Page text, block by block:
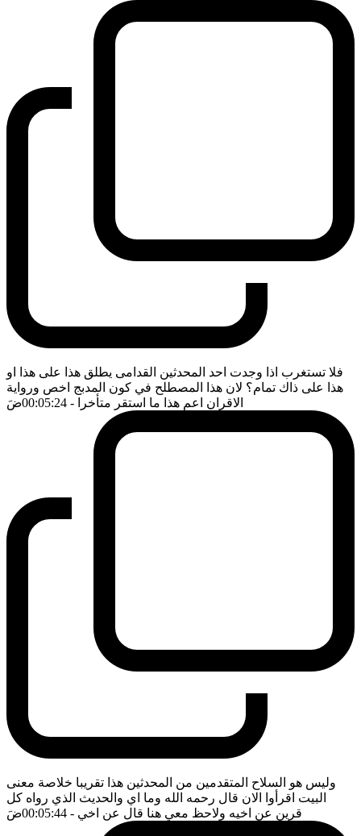
فلا تستغرب اذا وجدت احد المحدثين القدامى يطلق هذا على هذا او
هذا على ذاك تمام؟ لان هذا المصطلح في كون المدبج اخص ورواية
الاقران اعم هذا ما استقر متأخرا - 00:05:24 ضَ
وليس هو السلاح المتقدمين من المحدثين هذا تقريبا خلاصة معنى
البيت اقرأوا الان قال رحمه الله وما اي والحديث الذي رواه كل
قرين عن اخيه ولاحظ معي هنا قال عن اخي - 00:05:44 ضَ